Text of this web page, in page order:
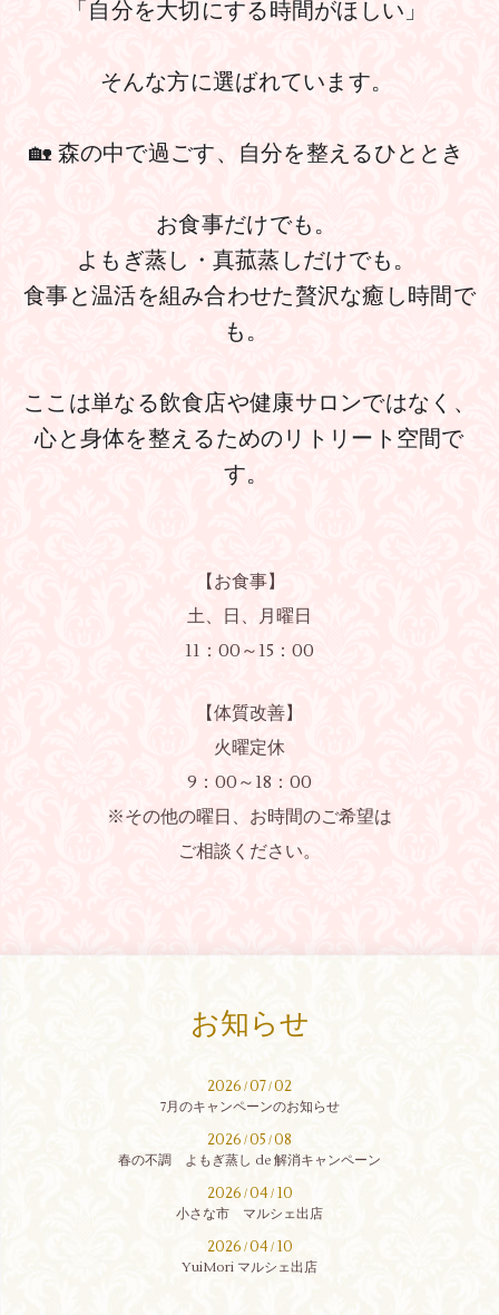
「自分を大切にする時間がほしい」
そんな方に選ばれています。
🏡 森の中で過ごす、自分を整えるひととき
お食事だけでも。
よもぎ蒸し・真菰蒸しだけでも。
食事と温活を組み合わせた贅沢な癒し時間で
も。
ここは単なる飲食店や健康サロンではなく、
心と身体を整えるためのリトリート空間で
す。
【お食事】
土、日、月曜日
11：00～15：00
【体質改善】
火曜定休
9：00～18：00
※その他の曜日、お時間のご希望は
ご相談ください。
お知らせ
2026 /07/02
7月のキャンペーンのお知らせ
2026 /05 /08
春の不調 よもぎ蒸し de 解消キャンペーン
2026 /04/ 10
小さな市 マルシェ出店
2026 /04/ 10
YuiMori マルシェ出店